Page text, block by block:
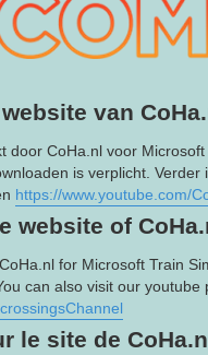
van
CoHa.nl voor
is verplicht. Verder
https://www.youtube.com/
website of
for Microsoft Train
can also visit our youtube
le site de CoHa.nl